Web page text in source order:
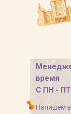
Напишем в
время
С ПН - ПТ